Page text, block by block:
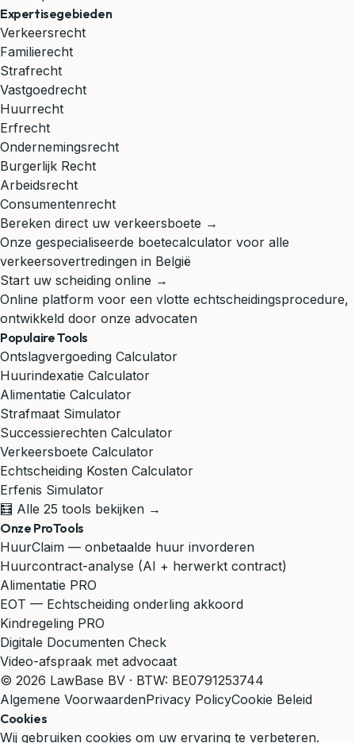
Expertisegebieden
Verkeersrecht
Familierecht
Strafrecht
Vastgoedrecht
Huurrecht
Erfrecht
Ondernemingsrecht
Burgerlijk Recht
Arbeidsrecht
Consumentenrecht
Bereken direct uw verkeersboete →
Onze gespecialiseerde boetecalculator voor alle
verkeersovertredingen in België
Start uw scheiding online →
Online platform voor een vlotte echtscheidingsprocedure,
ontwikkeld door onze advocaten
Populaire Tools
Ontslagvergoeding Calculator
Huurindexatie Calculator
Alimentatie Calculator
Strafmaat Simulator
Successierechten Calculator
Verkeersboete Calculator
Echtscheiding Kosten Calculator
Erfenis Simulator
🧮 Alle 25 tools bekijken →
Onze ProTools
HuurClaim — onbetaalde huur invorderen
Huurcontract-analyse (AI + herwerkt contract)
Alimentatie PRO
EOT — Echtscheiding onderling akkoord
Kindregeling PRO
Digitale Documenten Check
Video-afspraak met advocaat
© 2026 LawBase BV · BTW: BE0791253744
Algemene VoorwaardenPrivacy PolicyCookie Beleid
Cookies
Wij gebruiken cookies om uw ervaring te verbeteren.